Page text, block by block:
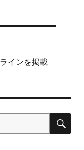
インを掲載